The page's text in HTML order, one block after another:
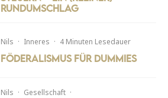
Rundumschlag
Nils · Inneres · 4 Minuten Lesedauer
Föderalismus für Dummies
Nils · Gesellschaft ·